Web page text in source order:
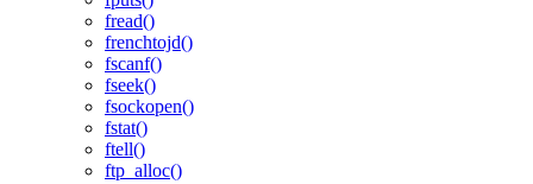
fread()
frenchtojd()
fscanf()
fseek()
fsockopen()
fstat()
ftell()
ftp_alloc()